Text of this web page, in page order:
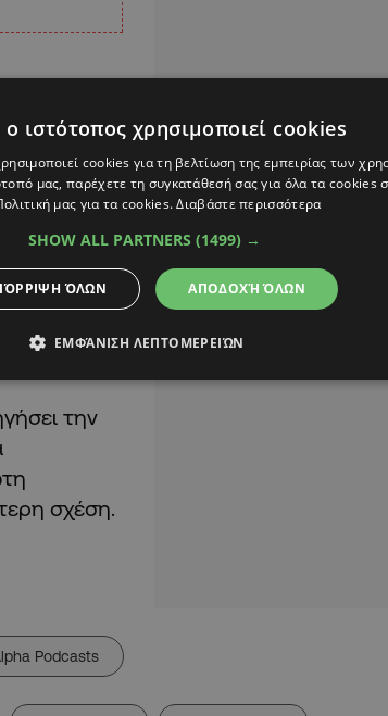
A.
ιστορία
A για
την
σχέση.
Podcasts
ιστότοπος χρησιμοποιεί cookies
cookies για τη βελτίωση της εμπειρίας των
μας, παρέχετε τη συγκατάθεσή σας για όλα τα cookies
μας για τα cookies.Διαβάστε περισσότερα
SHOW ALL PARTNERS (1499) →
ΑΠΟΔΟΧΉ ΌΛΩΝ
ΌΛΩΝ
ΕΜΦΆΝΙΣΗ ΛΕΠΤΟΜΕΡΕΙΏΝ